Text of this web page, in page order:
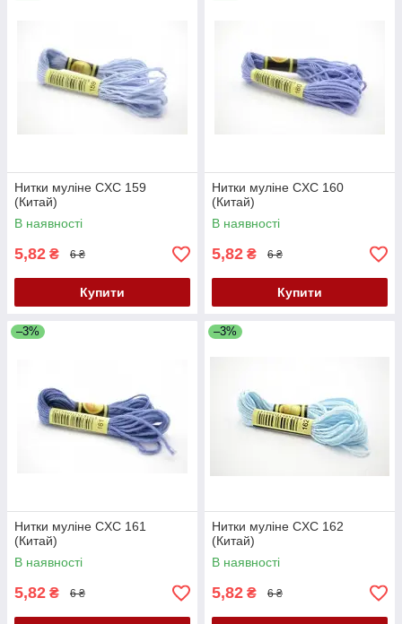
Нитки муліне CXC 159
(Китай)
В наявності
5,82 ₴ 6 ₴
Купити
Нитки муліне CXC 160
(Китай)
В наявності
5,82 ₴ 6 ₴
Купити
–3%
Нитки муліне CXC 161
(Китай)
В наявності
5,82 ₴ 6 ₴
–3%
Нитки муліне CXC 162
(Китай)
В наявності
5,82 ₴ 6 ₴